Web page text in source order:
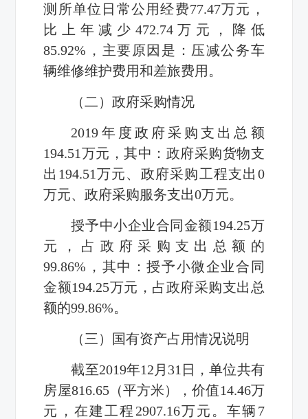
测所单位日常公用经费77.47万元，
比上年减少 472.74万元，降低
85.92% ，主要原因是：压减公务车
辆维修维护费用和差旅费用。
（二）政府采购情况
2019 年度政府采购支出总额
194.51万元，其中：政府采购货物支
出 194.51万元、政府采购工程支出 0
万元、政府采购服务支出0万元。
授予中小企业合同金额194.25万
元，占政府采购支出总额的
99.86% ，其中：授予小微企业合同
金额194.25万元，占政府采购支出总
额的99.86%。
（三）国有资产占用情况说明
截至2019年12 月 31 日，单位共有
房屋816.65（平方米），价值14.46万
元，在建工程 2907.16万元。车辆 7